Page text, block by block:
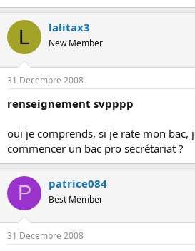
L lalitax3
New Member
31 Decembre 2008
renseignement svpppp
oui je comprends, si je rate mon bac,
commencer un bac pro secrétariat ?
P patrice084
Best Member
31 Decembre 2008